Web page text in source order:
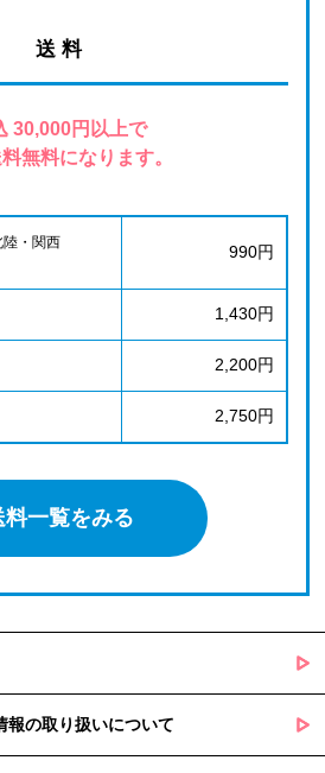
送 料
30,000円以上で
無料になります。
陸・関西
990円
1,430円
2,200円
2,750円
料一覧をみる
報の取り扱いについて